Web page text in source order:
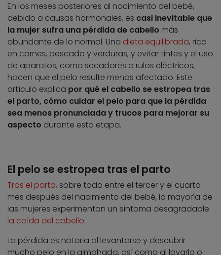
En los meses posteriores al nacimiento del bebé,
debido a causas hormonales, es casi inevitable que
la mujer sufra una pérdida de cabello más
abundante de lo normal. Una dieta equilibrada, rica
en carnes, pescado y verduras, y evitar tintes y el uso
de aparatos, como secadores o rulos eléctricos,
hacen que el pelo resulte menos afectado. Este
artículo explica por qué el cabello se estropea tras
el parto, cómo cuidar el pelo para que la pérdida
sea menos pronunciada y trucos para mejorar su
aspecto durante esta etapa.
El pelo se estropea tras el parto
Tras el parto, sobre todo entre el tercer y el cuarto
mes después del nacimiento del bebé, la mayoría de
las mujeres experimentan un síntoma desagradable:
la caída del cabello.
La pérdida es notoria al levantarse y descubrir
mucho pelo en la almohada, así como al lavarlo o